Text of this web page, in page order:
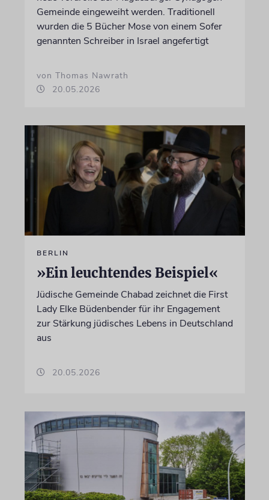
Gemeinde eingeweiht werden. Traditionell
wurden die 5 Bücher Mose von einem Sofer
genannten Schreiber in Israel angefertigt
von Thomas Nawrath
20.05.2026
BERLIN
»Ein leuchtendes Beispiel«
Jüdische Gemeinde Chabad zeichnet die First
Lady Elke Büdenbender für ihr Engagement
zur Stärkung jüdisches Lebens in Deutschland
aus
20.05.2026